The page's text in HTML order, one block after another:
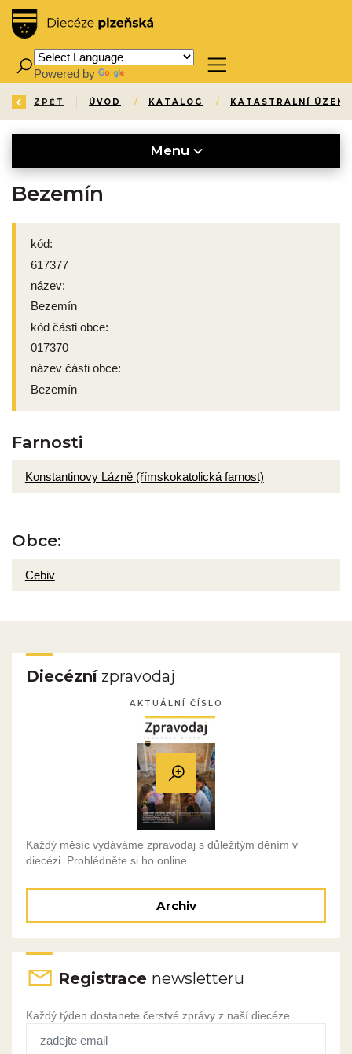
Powered by
ZPĚT ÚVOD / KATALOG / KATASTRALNÍ ÚZEMÍ
Menu
Bezemín
kód:
617377
název:
Bezemín
kód části obce:
017370
název části obce:
Bezemín
Farnosti
Konstantinovy Lázně (římskokatolická farnost)
Obce:
Cebiv
Diecéznízpravodaj
AKTUÁLNÍ ČÍSLO
Každý měsíc vydáváme zpravodaj s důležitým děním v
diecézi. Prohlédněte si ho online.
Archiv
Registrace newsletteru
Každý týden dostanete čerstvé zprávy z naší diecéze.